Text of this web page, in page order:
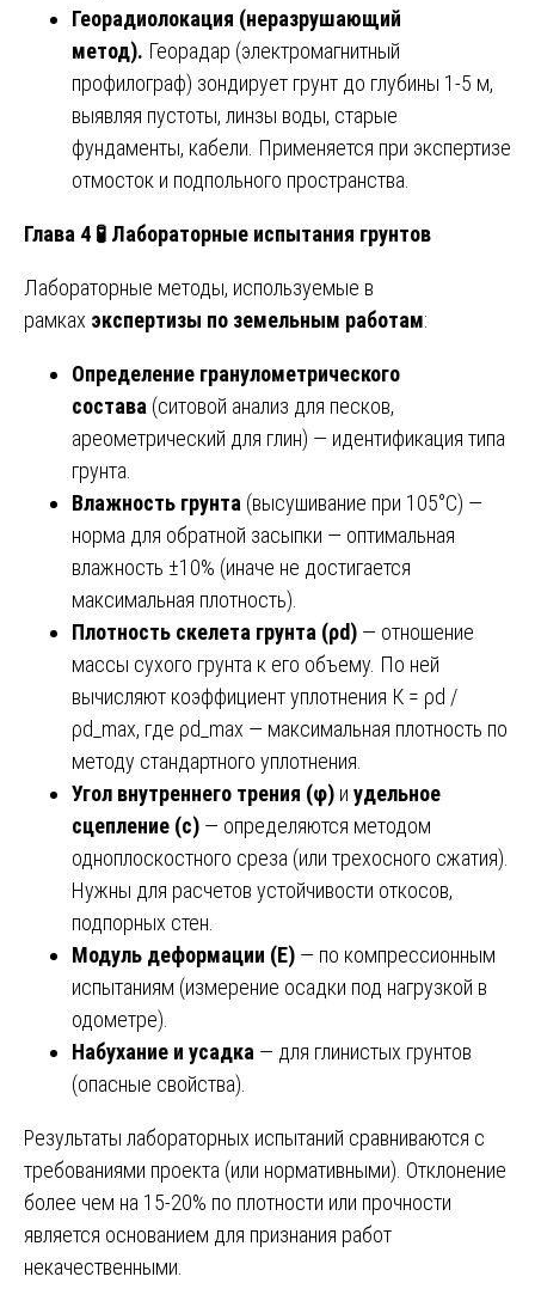
Георадиолокация (неразрушающий
метод). Георадар (электромагнитный
профилограф) зондирует грунт до глубины 1-5 м,
выявляя пустоты, линзы воды, старые
фундаменты, кабели. Применяется при экспертизе
отмосток и подпольного пространства.
Глава 4 🧪 Лабораторные испытания грунтов
Лабораторные методы, используемые в
рамках экспертизы по земельным работам:
Определение гранулометрического
состава (ситовой анализ для песков,
ареометрический для глин) — идентификация типа
грунта.
Влажность грунта (высушивание при 105°С) —
норма для обратной засыпки — оптимальная
влажность ±10% (иначе не достигается
максимальная плотность).
Плотность скелета грунта (ρd) — отношение
массы сухого грунта к его объему. По ней
вычисляют коэффициент уплотнения К = ρd /
ρd_max, где ρd_max — максимальная плотность по
методу стандартного уплотнения.
Угол внутреннего трения (φ) и удельное
сцепление (c) — определяются методом
одноплоскостного среза (или трехосного сжатия).
Нужны для расчетов устойчивости откосов,
подпорных стен.
Модуль деформации (E) — по компрессионным
испытаниям (измерение осадки под нагрузкой в
одометре).
Набухание и усадка — для глинистых грунтов
(опасные свойства).
Результаты лабораторных испытаний сравниваются с
требованиями проекта (или нормативными). Отклонение
более чем на 15-20% по плотности или прочности
является основанием для признания работ
некачественными.